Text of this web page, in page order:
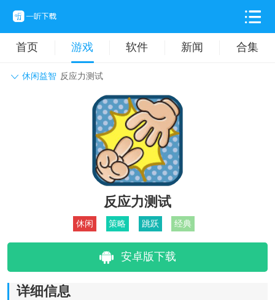
首页 游戏 软件 新闻 合集
休闲益智 反应力测试
动作格斗 休闲益智
卡牌对战 音乐舞蹈
挂机养成
反应力测试
休闲 策略 跳跃 经典
安卓版下载
详细信息